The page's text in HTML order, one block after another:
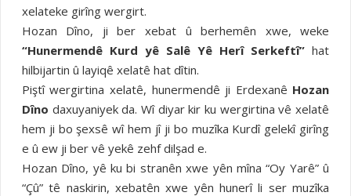
xelateke girîng wergirt.
Hozan Dîno, ji ber xebat û berhemên xwe, weke
“Hunermendê Kurd yê Salê Yê Herî Serkeftî” hat
hilbijartin û layiqê xelatê hat dîtin.
Piştî wergirtina xelatê, hunermendê ji Erdexanê Hozan
Dîno daxuyaniyek da. Wî diyar kir ku wergirtina vê xelatê
hem ji bo şexsê wî hem jî ji bo muzîka Kurdî gelekî girîng
e û ew ji ber vê yekê zehf dilşad e.
Hozan Dîno, yê ku bi stranên xwe yên mîna “Oy Yarê” û
“Çû” tê naskirin, xebatên xwe yên hunerî li ser muzîka